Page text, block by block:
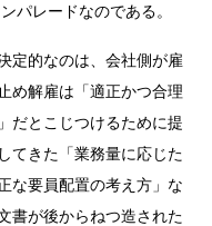
パレードなのである。
定的なのは、会社側が雇
め解雇は「適正かつ合理
だとこじつけるために提
てきた「業務量に応じた
な要員配置の考え方」な
書が後からねつ造された